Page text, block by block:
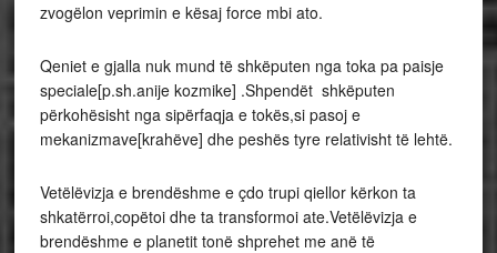
zvogëlon veprimin e kësaj force mbi ato.
Qeniet e gjalla nuk mund të shkëputen nga toka pa paisje
speciale[p.sh.anije kozmike] .Shpendët shkëputen
përkohësisht nga sipërfaqja e tokës,si pasoj e
mekanizmave[krahëve] dhe peshës tyre relativisht të lehtë.
Vetëlëvizja e brendëshme e çdo trupi qiellor kërkon ta
shkatërroi,copëtoi dhe ta transformoi ate.Vetëlëvizja e
brendëshme e planetit tonë shprehet me anë të